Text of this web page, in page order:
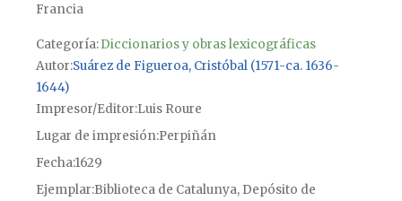
Francia
Categoría:Diccionarios y obras lexicográficas
Autor Suárez de Figueroa, Cristóbal (1571-ca. 1636-
1644)
Impresor/Editor Luis Roure
Lugar de impresiónPerpiñán
Fecha1629
Ejemplar Biblioteca de Catalunya, Depósito de